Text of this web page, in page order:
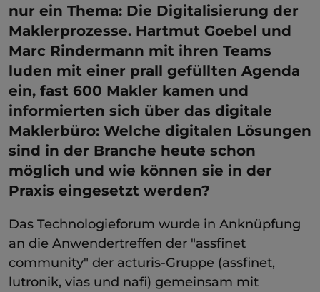
nur ein Thema: Die Digitalisierung der
Maklerprozesse. Hartmut Goebel und
Marc Rindermann mit ihren Teams
luden mit einer prall gefüllten Agenda
ein, fast 600 Makler kamen und
informierten sich über das digitale
Maklerbüro: Welche digitalen Lösungen
sind in der Branche heute schon
möglich und wie können sie in der
Praxis eingesetzt werden?
Das Technologieforum wurde in Anknüpfung
an die Anwendertreffen der "assfinet
community" der acturis-Gruppe (assfinet,
lutronik, vias und nafi) gemeinsam mit